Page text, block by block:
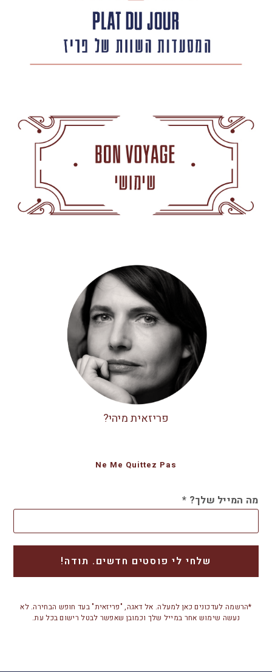
פריזאית מיהי?
Ne Me Quittez Pas
מה המייל שלך? *
*הרשמה לעדכונים כאן למעלה. אל דאגה, "פריזאית" בעד חופש הבחירה. לא
נעשה שימוש אחר במייל שלך וכמובן שאפשר לבטל רישום בכל עת.